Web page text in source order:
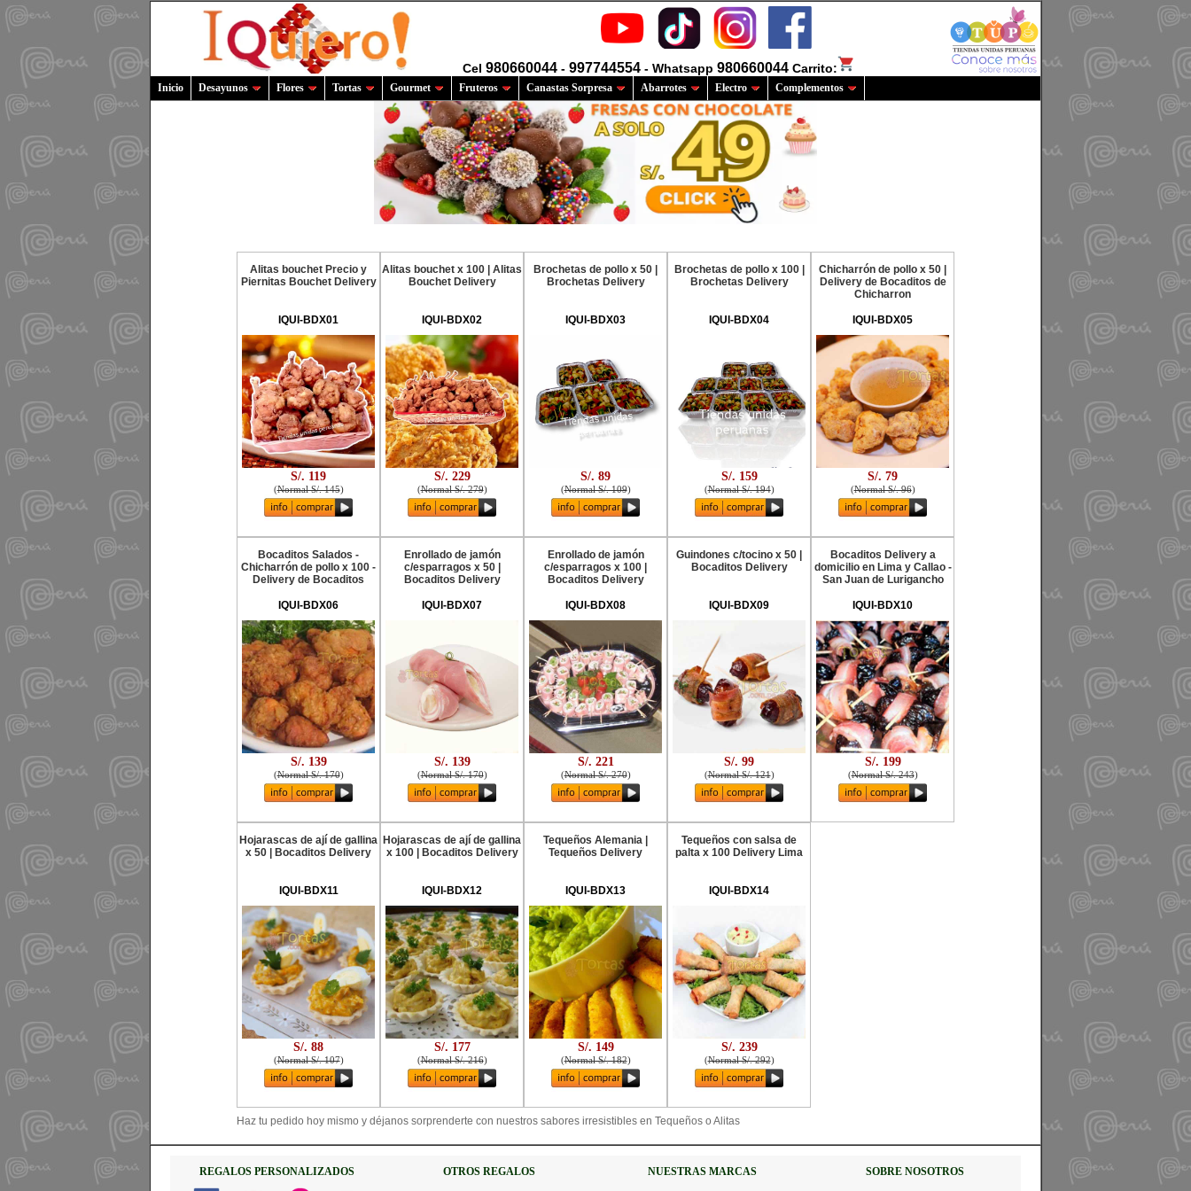
Cel 980660044 - 997744554 - Whatsapp 980660044 Carrito:
Inicio Desayunos Flores Tortas Gourmet Fruteros Canastas Sorpresa Abarrotes Electro Complementos
Alitas bouchet Precio y
Piernitas Bouchet Delivery
IQUI-BDX01
S/. 119
(Normal S/. 145)
Alitas bouchet x 100 | Alitas
Bouchet Delivery
IQUI-BDX02
S/. 229
(Normal S/. 279)
Brochetas de pollo x 50 |
Brochetas Delivery
IQUI-BDX03
S/. 89
(Normal S/. 109)
Brochetas de pollo x 100 |
Brochetas Delivery
IQUI-BDX04
S/. 159
(Normal S/. 194)
Chicharrón de pollo x 50 |
Delivery de Bocaditos de
Chicharron
IQUI-BDX05
S/. 79
(Normal S/. 96)
Bocaditos Salados -
Chicharrón de pollo x 100 -
Delivery de Bocaditos
IQUI-BDX06
S/. 139
(Normal S/. 170)
Enrollado de jamón
c/esparragos x 50 |
Bocaditos Delivery
IQUI-BDX07
S/. 139
(Normal S/. 170)
Enrollado de jamón
c/esparragos x 100 |
Bocaditos Delivery
IQUI-BDX08
S/. 221
(Normal S/. 270)
Guindones c/tocino x 50 |
Bocaditos Delivery
IQUI-BDX09
S/. 99
(Normal S/. 121)
Bocaditos Delivery a
domicilio en Lima y Callao -
San Juan de Lurigancho
IQUI-BDX10
S/. 199
(Normal S/. 243)
Hojarascas de ají de gallina
x 50 | Bocaditos Delivery
IQUI-BDX11
S/. 88
(Normal S/. 107)
Hojarascas de ají de gallina
x 100 | Bocaditos Delivery
IQUI-BDX12
S/. 177
(Normal S/. 216)
Tequeños Alemania |
Tequeños Delivery
IQUI-BDX13
S/. 149
(Normal S/. 182)
Tequeños con salsa de
palta x 100 Delivery Lima
IQUI-BDX14
S/. 239
(Normal S/. 292)
Haz tu pedido hoy mismo y déjanos sorprenderte con nuestros sabores irresistibles en Tequeños o Alitas
REGALOS PERSONALIZADOS OTROS REGALOS NUESTRAS MARCAS
SOBRE NOSOTROS